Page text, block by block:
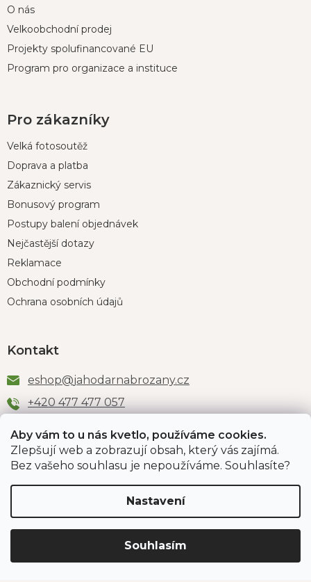
Aby vám to u nás kvetlo, používáme cookies.
Zlepšují web a zobrazují obsah, který vás zajímá.
Bez vašeho souhlasu je nepoužíváme. Souhlasíte?
Nastavení
Souhlasím
O nás
Velkoobchodní prodej
Projekty spolufinancované EU
Program pro organizace a instituce
Pro zákazníky
Velká fotosoutěž
Doprava a platba
Zákaznický servis
Bonusový program
Postupy balení objednávek
Nejčastější dotazy
Reklamace
Obchodní podmínky
Ochrana osobních údajů
Kontakt
eshop@jahodarnabrozany.cz
+420 477 477 057
Odběr newsletteru
PŘIHLÁSIT SE